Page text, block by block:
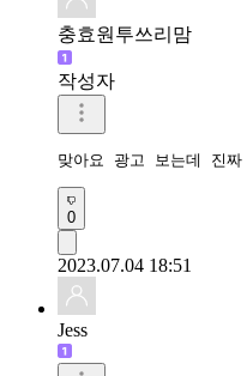
충효원투쓰리맘
작성자
맞아요 광고 보는데 진
0
2023.07.04 18:51
Jess